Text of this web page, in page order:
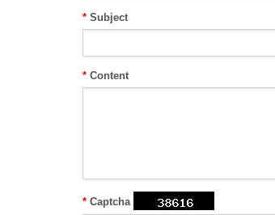
* Subject
* Content
* Captcha